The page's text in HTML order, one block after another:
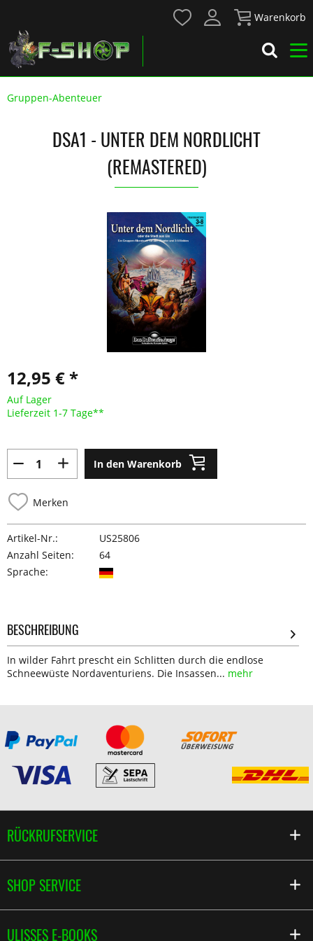
Warenkorb
Gruppen-Abenteuer
DSA1 - UNTER DEM NORDLICHT
(REMASTERED)
12,95 € *
Auf Lager
Lieferzeit 1-7 Tage**
In den Warenkorb
Merken
Artikel-Nr.:
US25806
Anzahl Seiten:
64
Sprache:
BESCHREIBUNG
In wilder Fahrt prescht ein Schlitten durch die endlose
Schneewüste Nordaventuriens. Die Insassen... mehr
RÜCKRUFSERVICE
SHOP SERVICE
ULISSES E-BOOKS